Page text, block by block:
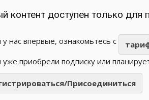
контент доступен только для
у нас впервые, ознакомьтесь с
уже приобрели подписку или
Присоединиться